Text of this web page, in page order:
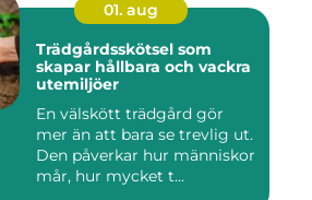
01. aug
Trädgårdsskötsel som
skapar hållbara och vackra
utemiljöer
En välskött trädgård gör
mer än att bara se trevlig ut.
Den påverkar hur människor
mår, hur mycket t...